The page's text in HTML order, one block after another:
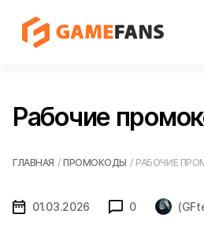
Рабочие
ГЛАВНАЯ / ПРОМОКОДЫ / РАБОЧИЕ
01.03.2026 0